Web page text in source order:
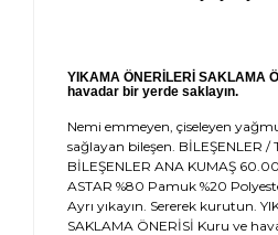
YIKAMA ÖNERİLERİ SAKLAMA
havadar bir yerde saklayın.
Nemi emmeyen, çiseleyen
sağlayan bileşen. BİLEŞENLER /
BİLEŞENLER ANA KUMAŞ
ASTAR %80 Pamuk %20
Ayrı yıkayın. Sererek kurutun.
SAKLAMA ÖNERİSİ Kuru ve